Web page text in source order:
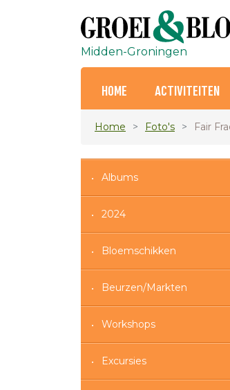
Midden-Groningen
HOME ACTIVITEITEN
Home Foto's Fair
Albums
2024
Bloemschikken
Beurzen/Markten
Workshops
Excursies